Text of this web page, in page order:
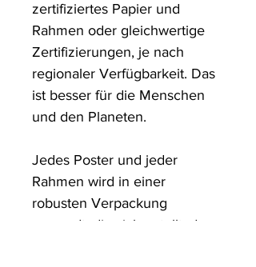
zertifiziertes Papier und
Rahmen oder gleichwertige
Zertifizierungen, je nach
regionaler Verfügbarkeit. Das
ist besser für die Menschen
und den Planeten.
Jedes Poster und jeder
Rahmen wird in einer
robusten Verpackung
versandt, die sicherstellt, dass